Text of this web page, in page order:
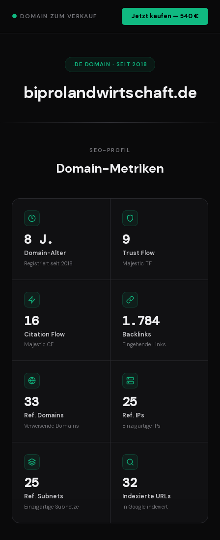
● DOMAIN ZUM VERKAUF Jetzt kaufen — 540 €
.DE DOMAIN · SEIT 2018
biprolandwirtschaft.de
SEO-PROFIL
Domain-Metriken
8 J.
Domain-Alter
Registriert seit 2018
9
Trust Flow
Majestic TF
16
Citation Flow
Majestic CF
1.784
Backlinks
Eingehende Links
33
Ref. Domains
Verweisende Domains
25
Ref. IPs
Einzigartige IPs
25
Ref. Subnets
Einzigartige Subnetze
32
Indexierte URLs
In Google indexiert